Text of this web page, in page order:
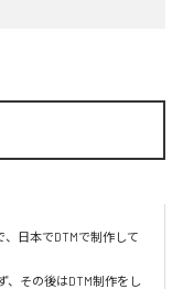
日本でDTMで制作して
、その後はDTM制作をし